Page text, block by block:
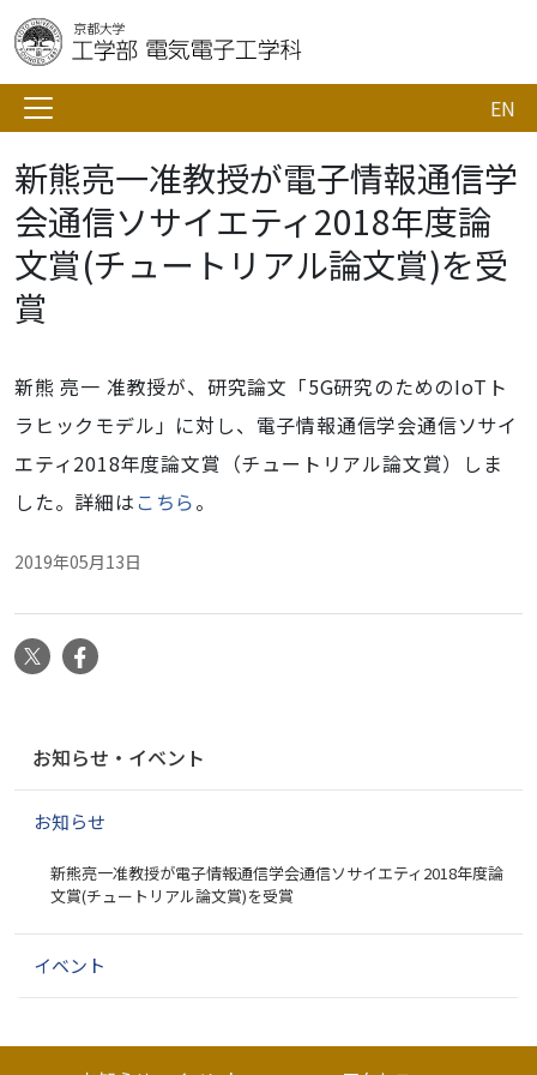
EN
新熊亮一准教授が電子情報通信学
会通信ソサイエティ2018年度論
文賞(チュートリアル論文賞)を受
賞
新熊 亮一 准教授が、研究論文「5G研究のためのIoTト
ラヒックモデル」に対し、電子情報通信学会通信ソサイ
エティ2018年度論文賞（チュートリアル論文賞）しま
した。詳細は こちら。
2019年05月13日
X
ゲ
お知らせ・イベント
お知らせ
新熊亮一准教授が電子情報通信学会通信ソサイエティ2018年度論
文賞(チュートリアル論文賞)を受賞
イベント